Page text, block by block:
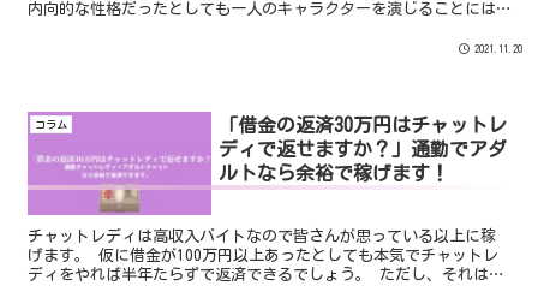
内向的な性格だったとしても一人のキャラクターを演じることには
2021.11.20
コラム
「借金の返済30万円はチャットレ
ディで返せますか？」通勤でアダ
ルトなら余裕で稼げます！
チャットレディは高収入バイトなので皆さんが思っている以上に稼
げます。 仮に借金が100万円以上あったとしても本気でチャットレ
ディをやれば半年たらずで返済できるでしょう。 ただし、それは